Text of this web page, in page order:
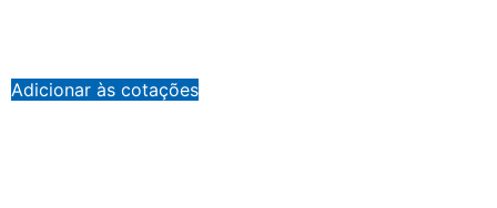
Adicionar às cotações